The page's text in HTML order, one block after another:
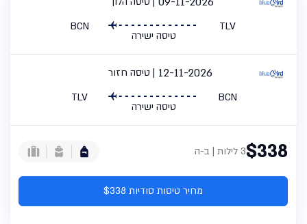
TLV
טיסה ישירה
BCN
טיסה חזור 12-11-2026
BCN
טיסה ישירה
TLV
$3383 לילות | ב-ה
מחיר טיסות סודיות $338